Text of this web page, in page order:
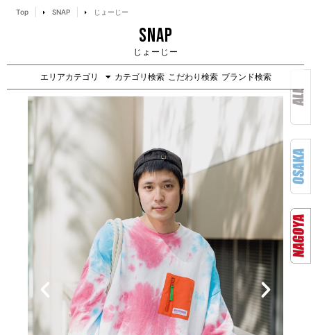
Top SNAP じょーじー
SNAP
じょーじー
エリアカテゴリ カテゴリ検索 こだわり検索 ブランド検索